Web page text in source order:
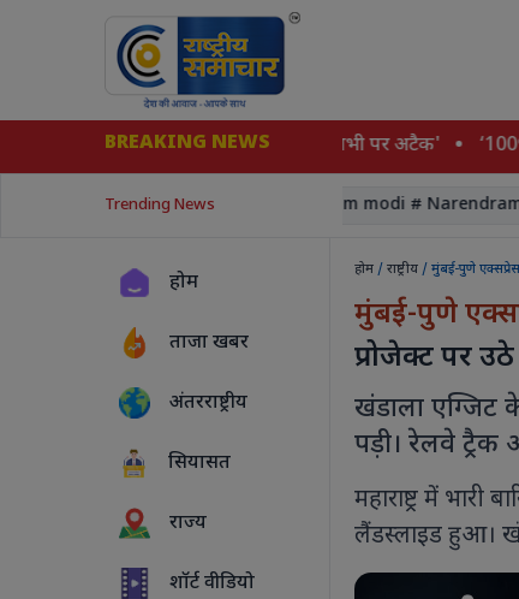
BREAKING NEWS
किए हस्ताक्षर, 'एक पर हमला मतलब सभी पर अटैक' ‘100%
Trending News
#court, Supreme court #pm modi # Narendramodi
होम
ताजा खबर
अंतरराष्ट्रीय
सियासत
राज्य
शॉर्ट वीडियो
होम /राष्ट्रीय / मुंबई-पुणे
मुंबई-पुणे
प्रोजेक्ट पर
खंडाला एग्जिट
पड़ी। रेलवे ट्रैक
महाराष्ट्र में
लैंडस्लाइड हुआ।